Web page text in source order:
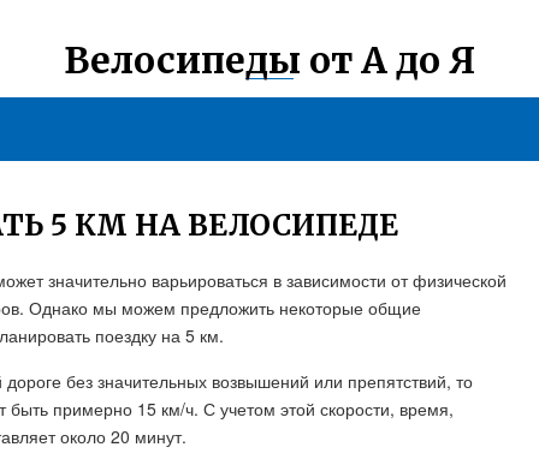
Велосипеды от А до Я
5 КМ НА ВЕЛОСИПЕДЕ
значительно варьироваться в зависимости от физической
Однако мы можем предложить некоторые общие
поездку на 5 км.
без значительных возвышений или препятствий, то
быть примерно 15 км/ч. С учетом этой скорости, время,
около 20 минут.